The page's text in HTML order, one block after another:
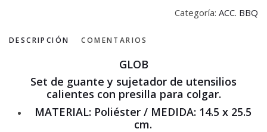
Categoría: ACC. BBQ
DESCRIPCIÓN COMENTARIOS
GLOB
Set de guante y sujetador de utensilios
calientes con presilla para colgar.
MATERIAL: Poliéster / MEDIDA: 14.5 x 25.5
cm.